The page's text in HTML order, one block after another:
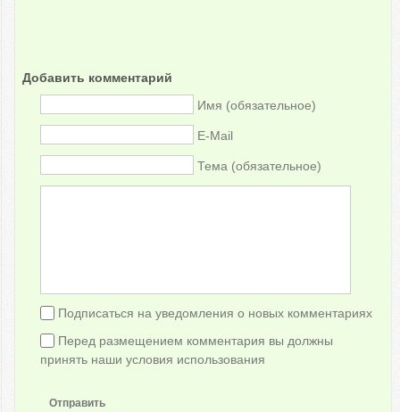
Добавить комментарий
Имя (обязательное)
E-Mail
Тема (обязательное)
Подписаться на уведомления о новых комментариях
Перед размещением комментария вы должны
принять наши условия использования
Отправить